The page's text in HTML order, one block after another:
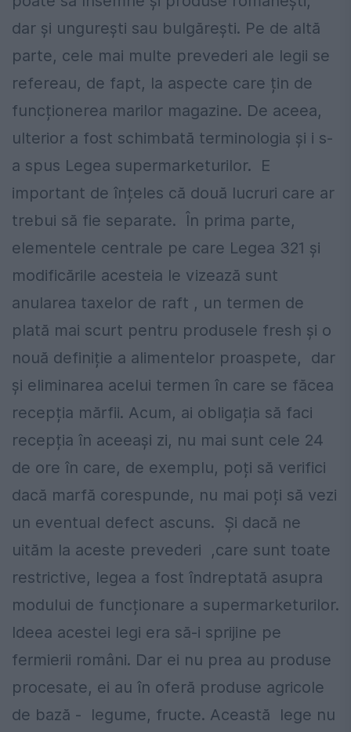
dar și ungurești sau bulgărești. Pe de altă
parte, cele mai multe prevederi ale legii se
refereau, de fapt, la aspecte care țin de
funcționerea marilor magazine. De aceea,
ulterior a fost schimbată terminologia și i s-
a spus Legea supermarketurilor. E
important de înțeles că două lucruri care ar
trebui să fie separate. În prima parte,
elementele centrale pe care Legea 321 şi
modificările acesteia le vizează sunt
anularea taxelor de raft , un termen de
plată mai scurt pentru produsele fresh și o
nouă definiție a alimentelor proaspete, dar
și eliminarea acelui termen în care se făcea
recepția mărfii. Acum, ai obligația să faci
recepția în aceeași zi, nu mai sunt cele 24
de ore în care, de exemplu, poți să verifici
dacă marfă corespunde, nu mai poți să vezi
un eventual defect ascuns. Și dacă ne
uităm la aceste prevederi ,care sunt toate
restrictive, legea a fost îndreptată asupra
modului de funcționare a supermarketurilor.
Ideea acestei legi era să-i sprijine pe
fermierii români. Dar ei nu prea au produse
procesate, ei au în oferă produse agricole
de bază - legume, fructe. Această lege nu